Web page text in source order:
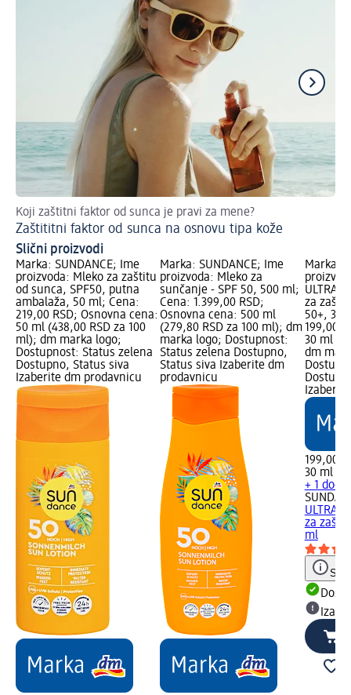
Koji zaštitni faktor od sunca je pravi za mene?
Zaštititni faktor od sunca na osnovu tipa kože
Slični proizvodi
Marka: SUNDANCE; Ime
proizvoda: Mleko za zaštitu
od sunca, SPF50, putna
ambalaža, 50 ml; Cena:
219,00 RSD; Osnovna cena:
50 ml (438,00 RSD za 100
ml); dm marka logo;
Dostupnost: Status zelena
Dostupno, Status siva
Izaberite dm prodavnicu
Marka: SUNDANCE; Ime
proizvoda: Mleko za
sunčanje - SPF 50, 500 ml;
Cena: 1.399,00 RSD;
Osnovna cena: 500 ml
(279,80 RSD za 100 ml); dm
marka logo; Dostupnost:
Status zelena Dostupno,
Status siva Izaberite dm
prodavnicu
Marka:
za
50+, 30
199,00
30 ml
dm
199,00
30 ml
+ 1
za
ml